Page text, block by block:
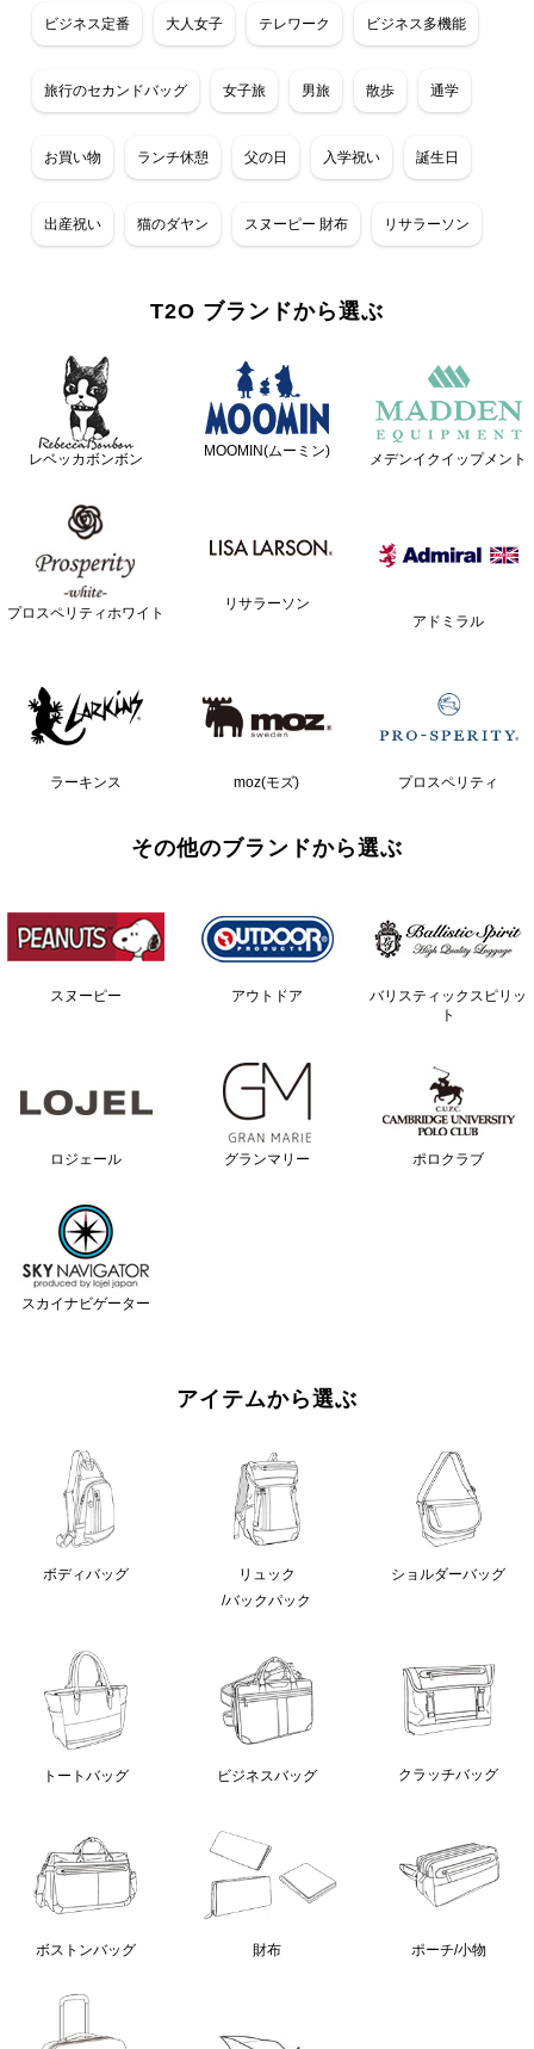
ビジネス定番 大人女子 テレワーク ビジネス多機能
旅行のセカンドバッグ 女子旅 男旅 散歩 通学
お買い物 ランチ休憩 父の日 入学祝い 誕生日
出産祝い 猫のダヤン スヌーピー 財布 リサラーソン
T2O ブランドから選ぶ
レベッカボンボン MOOMIN(ムーミン) メデンイクイップメント
プロスペリティホワイト
リサラーソン
アドミラル
ラーキンス moz(モズ) プロスペリティ
その他のブランドから選ぶ
スヌーピー アウトドア
バリスティックスピリッ
ト
ロジェール グランマリー ポロクラブ
スカイナビゲーター
アイテムから選ぶ
ボディバッグ
リュック
/バックパック
ショルダーバッグ
トートバッグ ビジネスバッグ クラッチバッグ
ボストンバッグ 財布 ポーチ/小物